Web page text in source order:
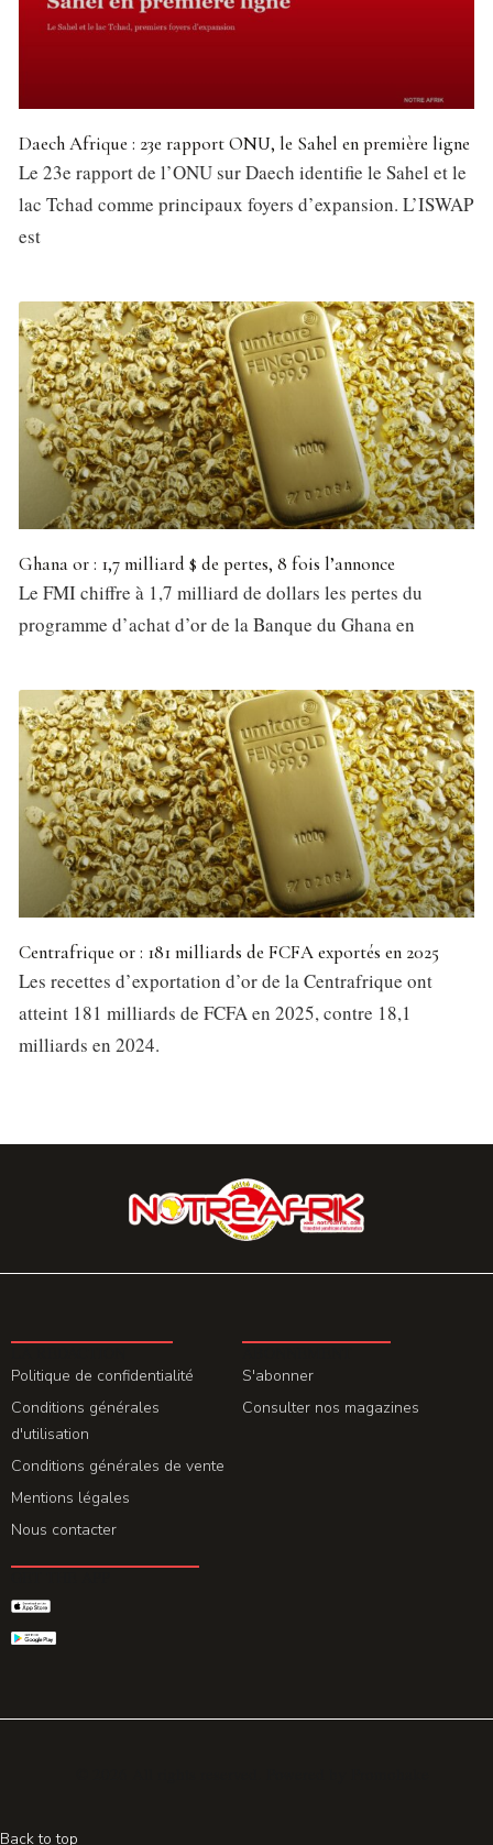
Daech Afrique : 23e rapport ONU, le Sahel en première ligne
Le 23e rapport de l’ONU sur Daech identifie le Sahel et le
lac Tchad comme principaux foyers d’expansion. L’ISWAP
est
Ghana or : 1,7 milliard $ de pertes, 8 fois l’annonce
Le FMI chiffre à 1,7 milliard de dollars les pertes du
programme d’achat d’or de la Banque du Ghana en
Centrafrique or : 181 milliards de FCFA exportés en 2025
Les recettes d’exportation d’or de la Centrafrique ont
atteint 181 milliards de FCFA en 2025, contre 18,1
milliards en 2024.
Politique de confidentialité
Conditions générales
d'utilisation
Conditions générales de vente
Mentions légales
Nous contacter
S'abonner
Consulter nos magazines
Back to top